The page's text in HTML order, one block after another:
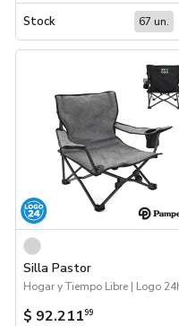
Stock 67 un.
Silla Pastor
Hogar y Tiempo Libre | Logo
$ 92.21199